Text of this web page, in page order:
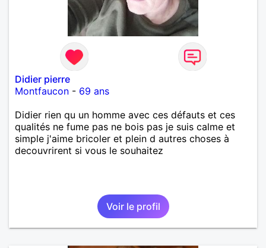
Didier pierre
Montfaucon - 69 ans
Didier rien qu un homme avec ces défauts et ces
qualités ne fume pas ne bois pas je suis calme et
simple j'aime bricoler et plein d autres choses à
decouvrirent si vous le souhaitez
Voir le profil